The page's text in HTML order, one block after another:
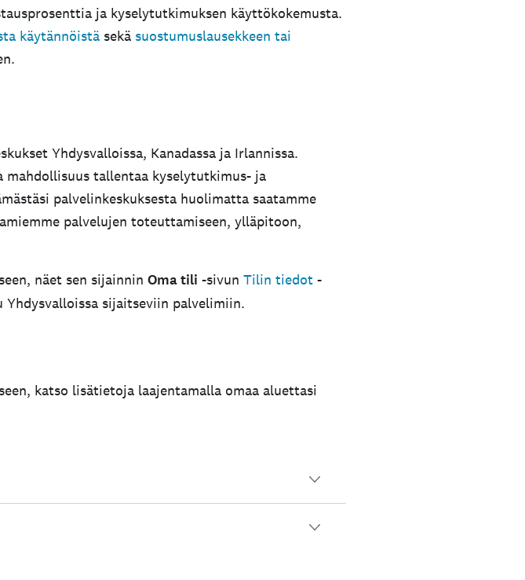
ja kyselytutkimuksen käyttökokemusta.
käytännöistä sekä suostumuslausekkeen tai
Yhdysvalloissa, Kanadassa ja Irlannissa.
tallentaa kyselytutkimus- ja
palvelinkeskuksesta huolimatta saatamme
palvelujen toteuttamiseen, ylläpitoon,
näet sen sijainnin Oma tili -sivun Tilin tiedot -
sijaitseviin palvelimiin.
katso lisätietoja laajentamalla omaa aluettasi